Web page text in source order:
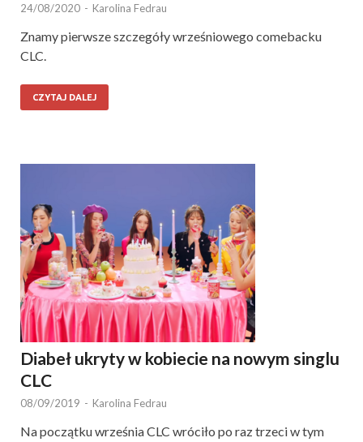
24/08/2020 - Karolina Fedrau
Znamy pierwsze szczegóły wrześniowego comebacku
CLC.
CZYTAJ DALEJ
Diabeł ukryty w kobiecie na nowym singlu
CLC
08/09/2019 - Karolina Fedrau
Na początku września CLC wróciło po raz trzeci w tym